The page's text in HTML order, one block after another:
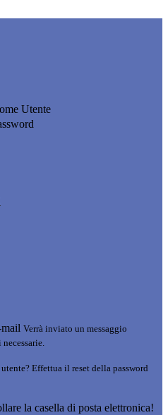
Utente
Verrà inviato un messaggio
Effettua il reset della password
la casella di posta elettronica!